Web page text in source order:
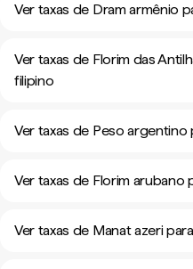
Ver taxas de Dram armênio
Ver taxas de Florim das
filipino
Ver taxas de Peso argentino
Ver taxas de Florim arubano
Ver taxas de Manat azeri